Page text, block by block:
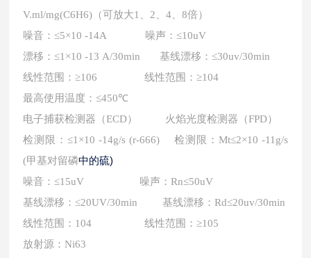
V.ml/mg(C6H6)（可放大1、2、4、8倍）
噪音： ≤5×10 -14A 噪声：≤10uV
漂移： ≤1×10 -13 A/30min 基线漂移：≤30uv/30min
线性范围：≥106 线性范围：≥104
最高使用温度： ≤450℃
电子捕获检测器（ECD） 火焰光度检测器（FPD）
检测限： ≤1×10 -14g/s (r-666) 检测限：Mt≤2×10 -11g/s
(甲基对留磷中的硫)
噪音： ≤15uV 噪声：Rn≤50uV
基线漂移： ≤20UV/30min 基线漂移：Rd≤20uv/30min
线性范围： 104 线性范围：≥105
放射源：Ni63